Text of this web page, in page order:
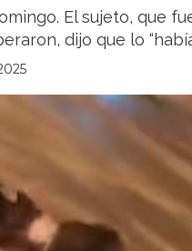
El sujeto, que
dijo que lo